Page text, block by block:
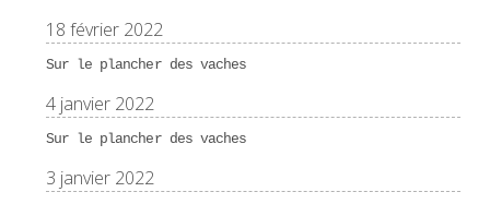
18 février 2022
Sur le plancher des vaches
4 janvier 2022
Sur le plancher des vaches
3 janvier 2022